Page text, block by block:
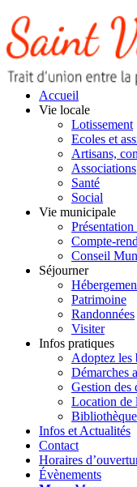
Accueil
Vie locale
Lotissement
Ecoles et
Artisans,
Associations
Santé
Social
Vie municipale
Compte-
Conseil
Séjourner
Patrimoine
Randonnées
Visiter
Infos pratiques
Adoptez les
Démarches
Gestion des
Location de
Infos et Actualités
Contact
Horaires
Évènements